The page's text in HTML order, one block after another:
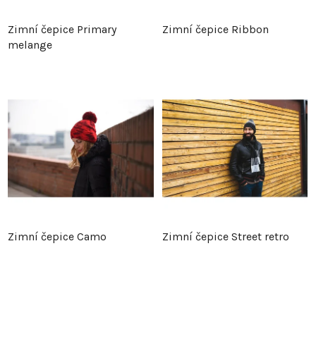
Zimní čepice Primary
melange
Zimní čepice Ribbon
Zimní čepice Camo Zimní čepice Street retro